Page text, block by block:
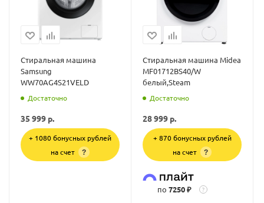
Стиральная машина
Samsung
WW70AG4S21VELD
Достаточно
35 999 р.
+ 1080 бонусных рублей
на счет
?
Стиральная машина Midea
MF01712BS40/W
белый,Steam
Достаточно
28 999 р.
+ 870 бонусных рублей
на счет
?
по 7250 ₽ ?